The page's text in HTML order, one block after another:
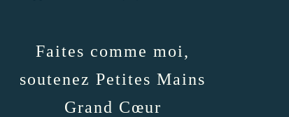
Faites comme moi,
soutenez Petites Mains
Grand Cœur